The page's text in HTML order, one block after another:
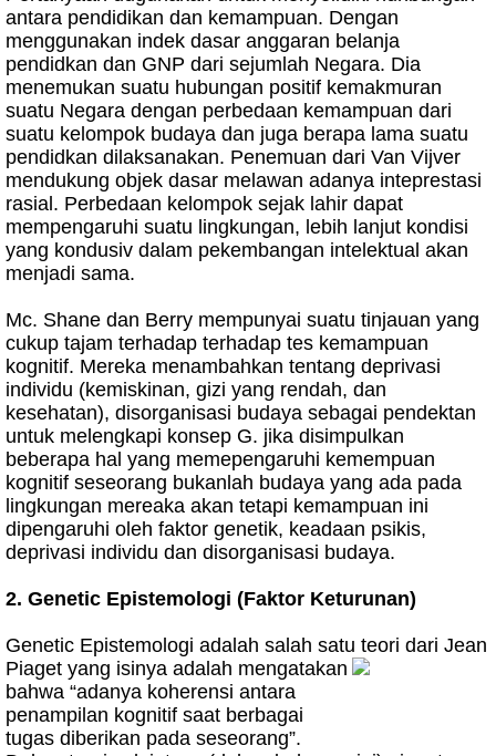
antara pendidikan dan kemampuan. Dengan
menggunakan indek dasar anggaran belanja
pendidkan dan GNP dari sejumlah Negara. Dia
menemukan suatu hubungan positif kemakmuran
suatu Negara dengan perbedaan kemampuan dari
suatu kelompok budaya dan juga berapa lama suatu
pendidkan dilaksanakan. Penemuan dari Van Vijver
mendukung objek dasar melawan adanya inteprestasi
rasial. Perbedaan kelompok sejak lahir dapat
mempengaruhi suatu lingkungan, lebih lanjut kondisi
yang kondusiv dalam pekembangan intelektual akan
menjadi sama.
Mc. Shane dan Berry mempunyai suatu tinjauan yang
cukup tajam terhadap terhadap tes kemampuan
kognitif. Mereka menambahkan tentang deprivasi
individu (kemiskinan, gizi yang rendah, dan
kesehatan), disorganisasi budaya sebagai pendektan
untuk melengkapi konsep G. jika disimpulkan
beberapa hal yang memepengaruhi kemempuan
kognitif seseorang bukanlah budaya yang ada pada
lingkungan mereaka akan tetapi kemampuan ini
dipengaruhi oleh faktor genetik, keadaan psikis,
deprivasi individu dan disorganisasi budaya.
2. Genetic Epistemologi (Faktor Keturunan)
Genetic Epistemologi adalah salah satu teori dari Jean
Piaget yang isinya adalah mengatakan
bahwa “adanya koherensi antara
penampilan kognitif saat berbagai
tugas diberikan pada seseorang”.